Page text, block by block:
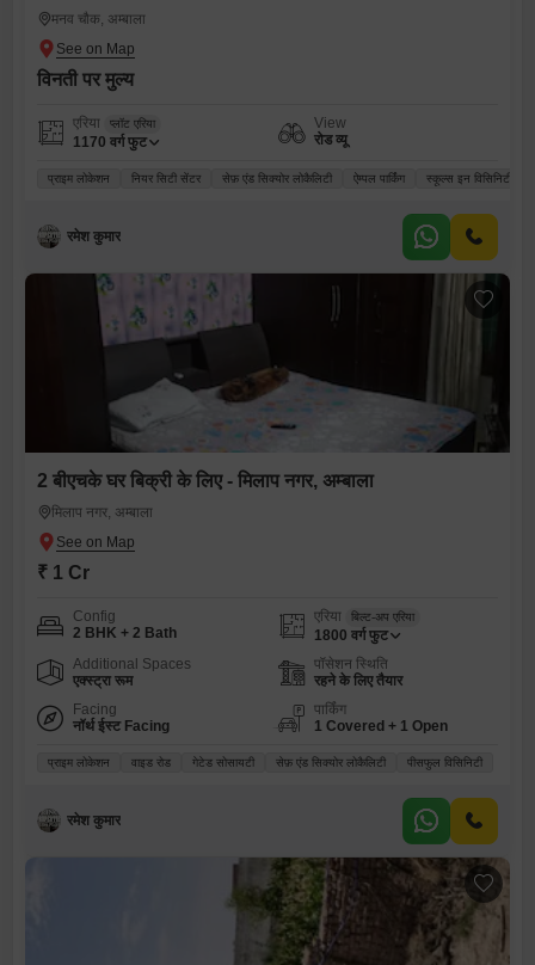
मनव चौक, अम्बाला
विनती पर मुल्य
एरिया प्लॉट एरिया
1170 वर्ग फुट
View
रोड व्यू
प्राइम लोकेशन नियर सिटी सेंटर सेफ़ एंड सिक्योर लोकैलिटी ऐम्पल पार्किंग स्कूल्स इन विसिनिटी
रमेश कुमार
2 बीएचके घर बिक्री के लिए - मिलाप नगर, अम्बाला
मिलाप नगर, अम्बाला
₹ 1 Cr
Config
2 BHK + 2 Bath
एरिया बिल्ट-अप एरिया
1800 वर्ग फुट
Additional Spaces
एक्स्ट्रा रूम
पॉसेशन स्थिति
रहने के लिए तैयार
Facing
नॉर्थ ईस्ट Facing
पार्किंग
1 Covered + 1 Open
प्राइम लोकेशन वाइड रोड गेटेड सोसायटी सेफ़ एंड सिक्योर लोकैलिटी पीसफुल विसिनिटी
रमेश कुमार